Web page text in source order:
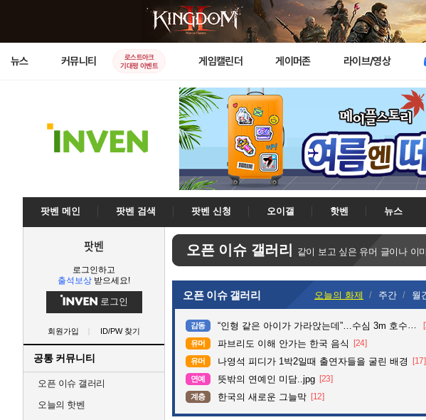
뉴스 커뮤니티
로스트아크
기대평 이벤트
게임캘린더 게이머존 라이브/영상
팟벤 메인 팟벤 검색 팟벤 신청 오이갤 핫벤
뉴스
팟벤
로그인하고
출석보상 받으세요!
로그인
회원가입 ID/PW 찾기
공통 커뮤니티
오픈 이슈 갤러리
오늘의 핫벤
오픈 이슈 갤러리 같이 보고 싶은 유머 글이나 이
오픈 이슈 갤러리 오늘의 화제 주간 월
감동 “인형 같은 아이가 가라앉는데”…수심 3m 호수 뛰어든 60대 의인
유머 파브리도 이해 안가는 한국 음식 [24]
유머 나영석 피디가 1박2일때 출연자들을 굴린 배경 [17]
연예 뜻밖의 연예인 미담..jpg [23]
계층 한국의 새로운 그늘막 [12]